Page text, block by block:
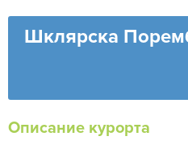
Шклярска
Описание курорта